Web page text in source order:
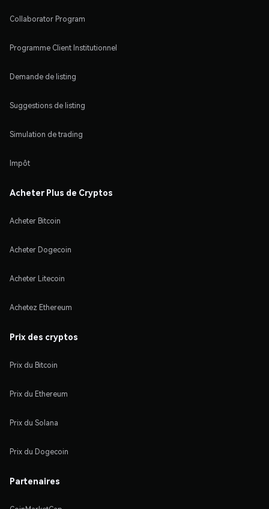
Collaborator Program
Programme Client Institutionnel
Demande de listing
Suggestions de listing
Simulation de trading
Impôt
Acheter Plus de Cryptos
Acheter Bitcoin
Acheter Dogecoin
Acheter Litecoin
Achetez Ethereum
Prix des cryptos
Prix du Bitcoin
Prix du Ethereum
Prix du Solana
Prix du Dogecoin
Partenaires